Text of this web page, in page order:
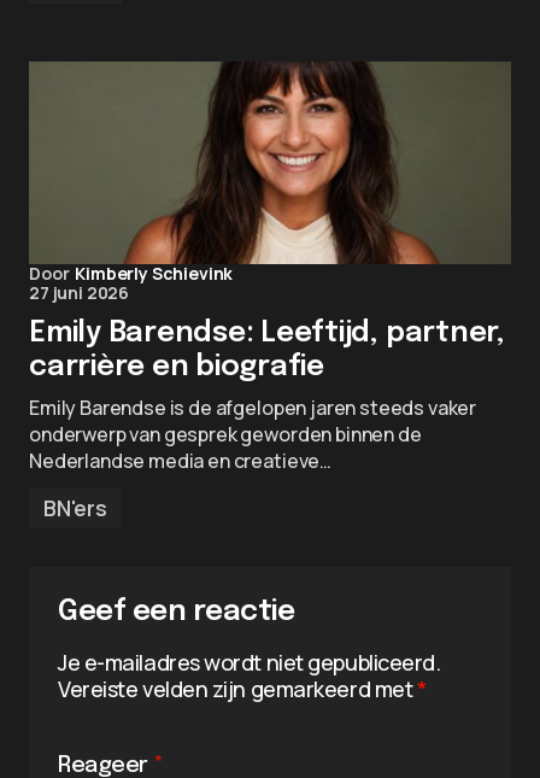
Door Kimberly Schievink
27 juni 2026
Emily Barendse: Leeftijd, partner,
carrière en biografie
Emily Barendse is de afgelopen jaren steeds vaker
onderwerp van gesprek geworden binnen de
Nederlandse media en creatieve…
BN'ers
Geef een reactie
Je e-mailadres wordt niet gepubliceerd.
Vereiste velden zijn gemarkeerd met*
Reageer *